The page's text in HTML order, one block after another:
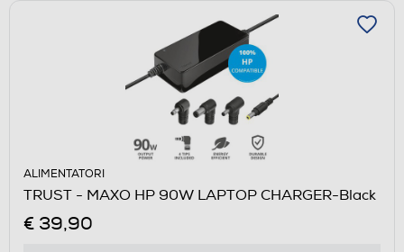
ALIMENTATORI
TRUST - MAXO HP 90W LAPTOP CHARGER-Black
€ 39,90